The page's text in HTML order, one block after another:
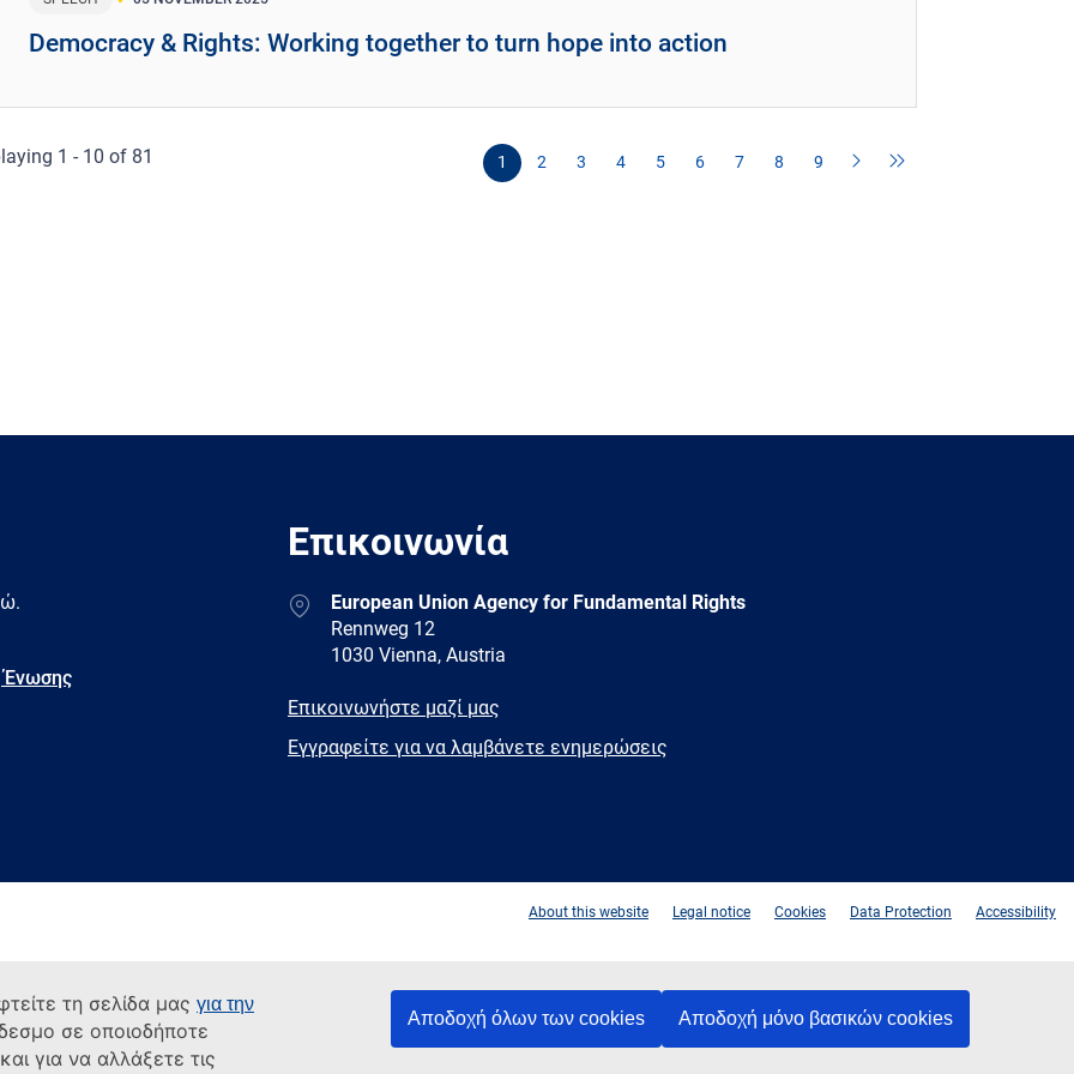
τη σελίδα μας για την
σε οποιοδήποτε
για να αλλάξετε τις
Αποδοχή όλων των cookies Αποδοχή μόνο βασικών cookies
Democracy & Rights: Working together to turn hope into action
1 - 10 of 81 1 2 3 4 5 6 7 8 9
Ένωσης
Επικοινωνία
AddressEuropean Union Agency for Fundamental Rights
Rennweg 12
1030 Vienna, Austria
E-
Επικοινωνήστε μαζί μας
Newsletter
Εγγραφείτε για να λαμβάνετε ενημερώσεις
About this website Legal notice Cookies Data Protection Accessibility